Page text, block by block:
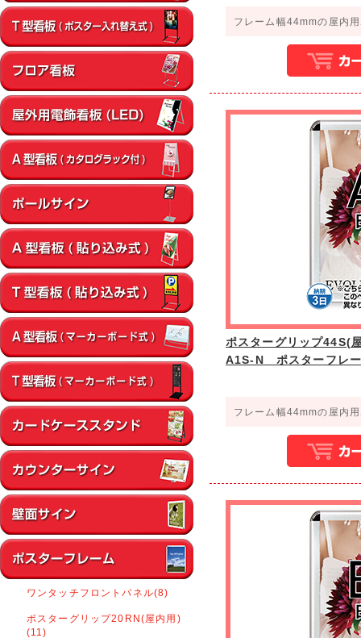
ワンタッチフロントパネル(8)
ポスターグリップ20RN(屋内用)
(11)
フレーム幅44mmの屋内
ポスターグリップ44S(
A1S-N ポスターフレ
フレーム幅44mmの屋内